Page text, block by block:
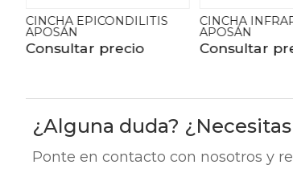
CINCHA EPICONDILITIS
APOSÁN
Consultar precio
CINCHA
APOSÁN
Consultar
¿Alguna duda?
Ponte en contacto con nosotros y